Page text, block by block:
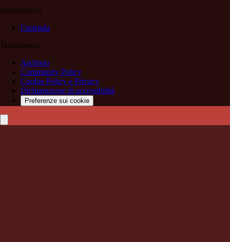
Informazioni
l’azienda
Trasparenza
Archivio
Community Policy
Cookie Policy e Privacy
Dichiarazione di accessibilità
Preferenze sui cookie